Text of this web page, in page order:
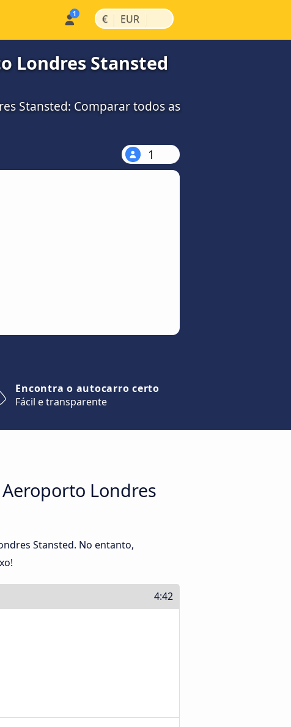
€ | EUR |
Londres Stansted
Stansted: Comparar todos as
1
Encontra o autocarro certo
Fácil e transparente
Londres
Stansted. No entanto,
4:42